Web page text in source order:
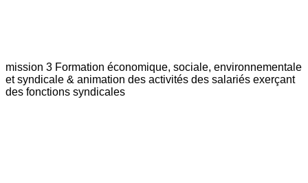
mission 3 Formation économique, sociale, environnementale
et syndicale & animation des activités des salariés exerçant
des fonctions syndicales